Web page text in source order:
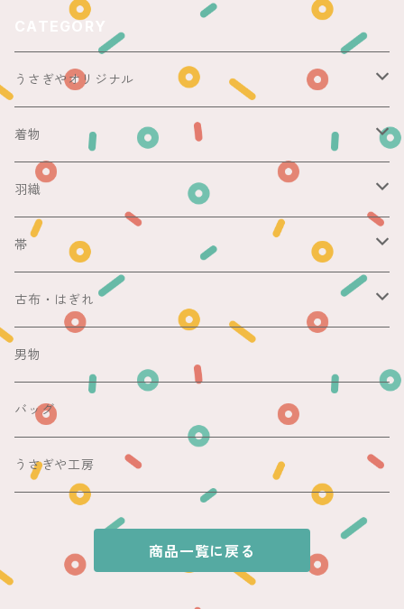
CATEGORY
うさぎやオリジナル
ericoさん
レース足袋
マスキングテープ
防虫香
着物
袷
銘仙
紬
単衣
銘仙
紬
夏
浴衣
夏着物
羽織
銘仙
その他
帯
名古屋帯
袋帯
昼夜帯
夏帯
古布・はぎれ
切売り
銘仙
銘仙集め
木綿・麻
男物
バッグ
うさぎや工房
商品一覧に戻る